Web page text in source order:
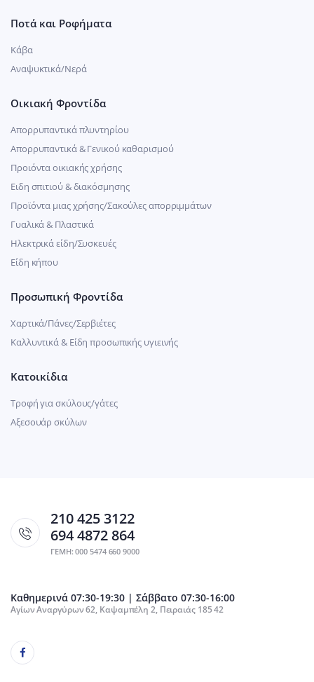
Ποτά και Ροφήματα
Κάβα
Αναψυκτικά/Νερά
Οικιακή Φροντίδα
Απορρυπαντικά πλυντηρίου
Απορρυπαντικά & Γενικού καθαρισμού
Προιόντα οικιακής χρήσης
Ειδη σπιτιού & διακόσμησης
Προϊόντα μιας χρήσης/Σακούλες απορριμμάτων
Γυαλικά & Πλαστικά
Ηλεκτρικά είδη/Συσκευές
Είδη κήπου
Προσωπική Φροντίδα
Χαρτικά/Πάνες/Σερβιέτες
Καλλυντικά & Είδη προσωπικής υγιεινής
Κατοικίδια
Τροφή για σκύλους/γάτες
Αξεσουάρ σκύλων
210 425 3122
694 4872 864
ΓΕΜΗ: 000 5474 660 9000
Καθημερινά 07:30-19:30 | Σάββατο 07:30-16:00
Αγίων Αναργύρων 62, Καψαμπέλη 2, Πειραιάς 185 42